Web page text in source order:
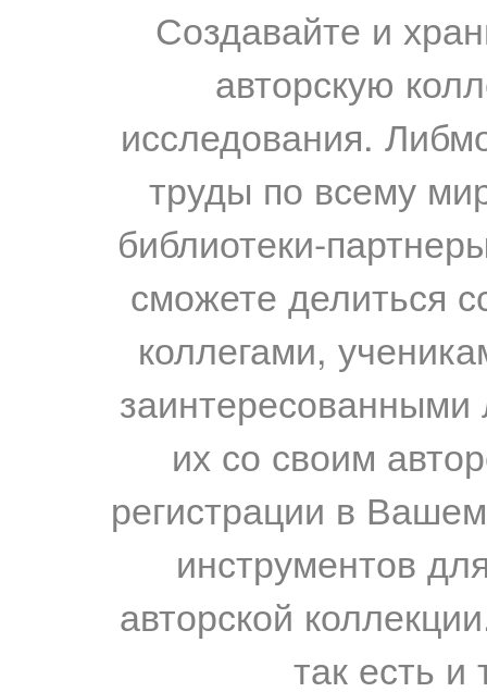
Создавайте и
авторскую
исследования.
труды по всему
библиотеки-
сможете делиться
коллегами,
их со своим
регистрации в
инструментов
авторской
так есть и